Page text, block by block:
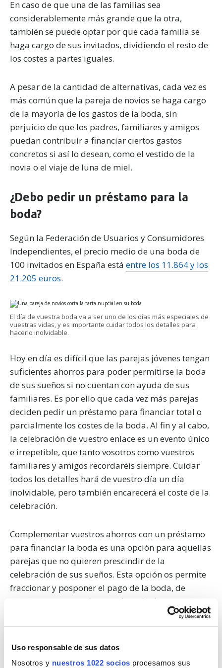
Uso responsable de sus datos
Nosotros y nuestros 1022 socios procesamos sus
En caso de que una de las familias sea
considerablemente más grande que la otra,
también se puede optar por que cada familia se
haga cargo de sus invitados, dividiendo el resto de
los costes a partes iguales.
A pesar de la cantidad de alternativas, cada vez es
más común que la pareja de novios se haga cargo
de la mayoría de los gastos de la boda, sin
perjuicio de que los padres, familiares y amigos
puedan contribuir a financiar ciertos gastos
concretos si así lo desean, como el vestido de la
novia o el viaje de luna de miel.
¿Debo pedir un préstamo para la
boda?
Según la Federación de Usuarios y Consumidores
Independientes, el precio medio de una boda de
100 invitados en España está entre los 11.864 y los
21.205 euros.
El día de vuestra boda va a ser uno de los días más especiales de
vuestras vidas, y es importante cuidar todos los detalles para
hacerlo inolvidable.
Hoy en día es difícil que las parejas jóvenes tengan
suficientes ahorros para poder permitirse la boda
de sus sueños si no cuentan con ayuda de sus
familiares. Es por ello que cada vez más parejas
deciden pedir un préstamo para financiar total o
parcialmente los costes de la boda. Al fin y al cabo,
la celebración de vuestro enlace es un evento único
e irrepetible, que tanto vosotros como vuestros
familiares y amigos recordaréis siempre. Cuidar
todos los detalles hará de vuestro día un día
inolvidable, pero también encarecerá el coste de la
celebración.
Complementar vuestros ahorros con un préstamo
para financiar la boda es una opción para aquellas
parejas que no quieren prescindir de la
celebración de sus sueños. Esta opción os permite
fraccionar y posponer el pago de la boda, de
manera que en vez de pagarlo todo de una vez en
un periodo de unas semanas o meses, el banco se
hace cargo de la cantidad deseada, que habrá que
intereses pactados.